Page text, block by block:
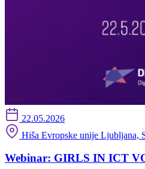
22.05.2026
Hiša Evropske unije Ljubljana,
Webinar: GIRLS IN ICT